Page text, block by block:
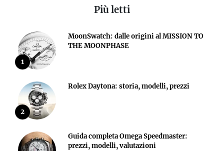
Più letti
1
MoonSwatch: dalle origini al MISSION TO
THE MOONPHASE
2
Rolex Daytona: storia, modelli, prezzi
Guida completa Omega Speedmaster:
prezzi, modelli, valutazioni